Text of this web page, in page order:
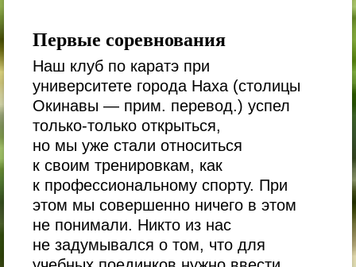
Первые соревнования
Наш клуб по каратэ при
университете города Наха (столицы
Окинавы — прим. перевод.) успел
только-только открыться,
но мы уже стали относиться
к своим тренировкам, как
к профессиональному спорту. При
этом мы совершенно ничего в этом
не понимали. Никто из нас
не задумывался о том, что для